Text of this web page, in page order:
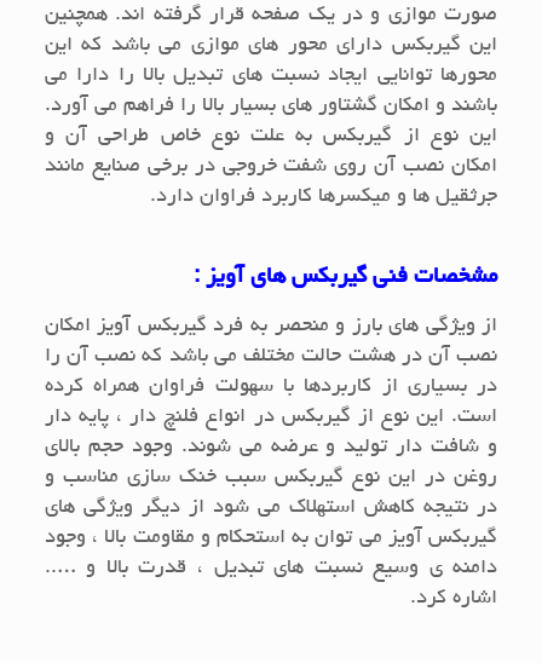
صورت موازی و در یک صفحه قرار گرفته اند. همچنین
این گیربکس دارای محور های موازی می باشد که این
محورها توانایی ایجاد نسبت های تبدیل بالا را دارا می
باشند و امکان گشتاور های بسیار بالا را فراهم می آورد.
این نوع از گیربکس به علت نوع خاص طراحی آن و
امکان نصب آن روی شفت خروجی در برخی صنایع مانند
جرثقیل ها و میکسرها کاربرد فراوان دارد.
مشخصات فنی گیربکس های آویز :
از ویژگی های بارز و منحصر به فرد گیربکس آویز امکان
نصب آن در هشت حالت مختلف می باشد که نصب آن را
در بسیاری از کاربردها با سهولت فراوان همراه کرده
است. این نوع از گیربکس در انواع فلنچ دار ، پایه دار
و شافت دار تولید و عرضه می شوند. وجود حجم بالای
روغن در این نوع گیربکس سبب خنک سازی مناسب و
در نتیجه کاهش استهلاک می شود از دیگر ویژگی های
گیربکس آویز می توان به استحکام و مقاومت بالا ، وجود
دامنه ی وسیع نسبت های تبدیل ، قدرت بالا و …..
اشاره کرد.